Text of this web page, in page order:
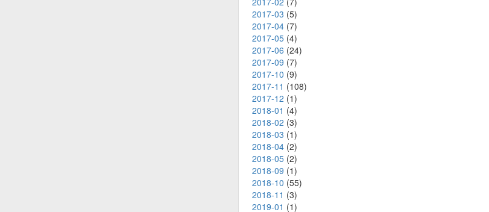
2017-03 (5)
2017-04(7)
2017-05(4)
2017-06 (24)
2017-09 (7)
2017-10 (9)
2017-11 (108)
2017-12 (1)
2018-01 (4)
2018-02 (3)
2018-03 (1)
2018-04(2)
2018-05(2)
2018-09 (1)
2018-10 (55)
2018-11 (3)
2019-01 (1)